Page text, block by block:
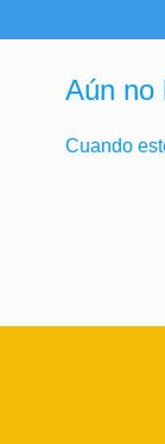
Aún no
Cuando